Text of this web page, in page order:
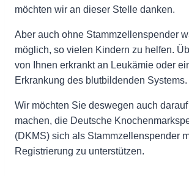
möchten wir an dieser Stelle danken.
Aber auch ohne Stammzellenspender
möglich, so vielen Kindern zu helfen.
von Ihnen erkrankt an Leukämie oder
Erkrankung des blutbildenden Systems.
Wir möchten Sie deswegen auch
machen, die Deutsche
(DKMS) sich als Stammzellenspender
Registrierung zu unterstützen.